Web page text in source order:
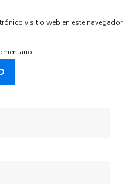
y sitio web en este navegador